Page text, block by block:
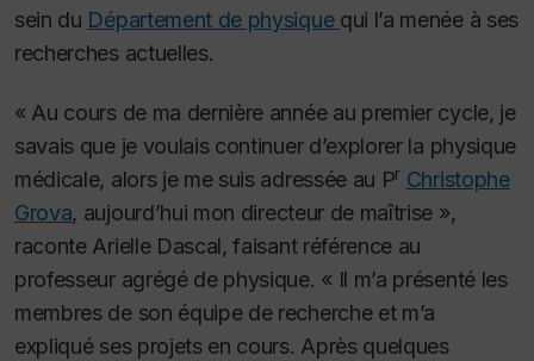
sein du Département de physique qui l’a menée à ses
recherches actuelles.
« Au cours de ma dernière année au premier cycle, je
savais que je voulais continuer d’explorer la physique
médicale, alors je me suis adressée au Pr Christophe
Grova, aujourd’hui mon directeur de maîtrise »,
raconte Arielle Dascal, faisant référence au
professeur agrégé de physique. « Il m’a présenté les
membres de son équipe de recherche et m’a
expliqué ses projets en cours. Après quelques